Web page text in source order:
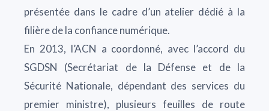
présentée dans le cadre d’un atelier dédié à la
filière de la confiance numérique.
En 2013, l’ACN a coordonné, avec l’accord du
SGDSN (Secrétariat de la Défense et de la
Sécurité Nationale, dépendant des services du
premier ministre), plusieurs feuilles de route